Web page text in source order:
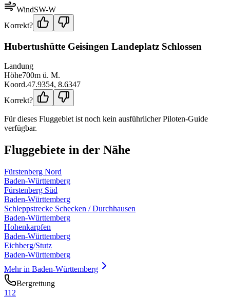
WindSW-W
Korrekt?
Hubertushütte Geisingen Landeplatz Schlossen
Landung
Höhe700m ü. M.
Koord.47.9354, 8.6347
Korrekt?
Für dieses Fluggebiet ist noch kein ausführlicher Piloten-Guide
verfügbar.
Fluggebiete in der Nähe
Fürstenberg Nord
Baden-Württemberg
Fürstenberg Süd
Baden-Württemberg
Schleppstrecke Schecken / Durchhausen
Baden-Württemberg
Hohenkarpfen
Baden-Württemberg
Eichberg/Stutz
Baden-Württemberg
Mehr in Baden-Württemberg
Bergrettung
112